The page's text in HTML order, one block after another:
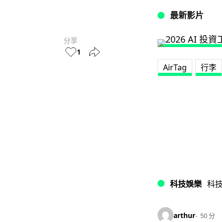
分享
1
最新影片
AirTag 行李
科技娛樂 科
arthur 50 分